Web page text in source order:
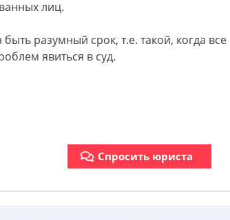
лиц.
разумный срок, т.е. такой, когда все
явиться в суд.
Спросить юриста